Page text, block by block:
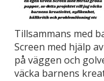
Tillsammans med
Screen med hjälp
på väggen och
väcka barnens